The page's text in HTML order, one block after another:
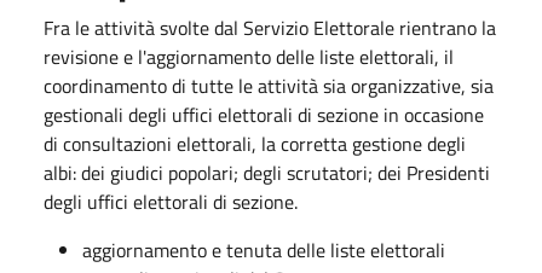
Fra le attività svolte dal Servizio Elettorale rientrano la
revisione e l'aggiornamento delle liste elettorali, il
coordinamento di tutte le attività sia organizzative, sia
gestionali degli uffici elettorali di sezione in occasione
di consultazioni elettorali, la corretta gestione degli
albi: dei giudici popolari; degli scrutatori; dei Presidenti
degli uffici elettorali di sezione.
aggiornamento e tenuta delle liste elettorali